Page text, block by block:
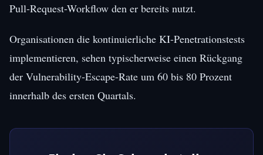
Pull-Request-Workflow den er bereits nutzt.
Organisationen die kontinuierliche KI-Penetrationstests
implementieren, sehen typischerweise einen Rückgang
der Vulnerability-Escape-Rate um 60 bis 80 Prozent
innerhalb des ersten Quartals.